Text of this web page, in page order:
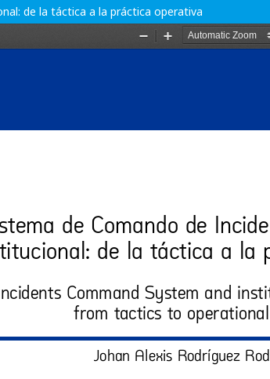
de la táctica a la práctica operativa